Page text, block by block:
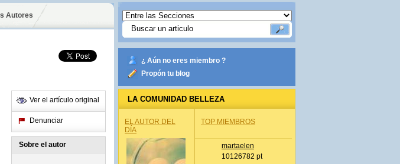
Autores
Ver el artículo original
Denunciar
Sobre el autor
¿ Aún no eres miembro ?
Propón tu blog
LA COMUNIDAD BELLEZA
EL AUTOR DEL
DÍA
TOP MIEMBROS
martaelen
10126782 pt